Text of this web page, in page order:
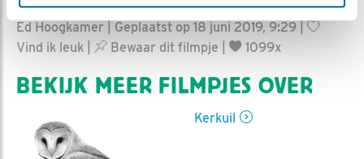
Ed Hoogkamer | Geplaatst op 18 juni 2019, 9:29 |
Vind ik leuk
Bewaar dit filmpje 1099x
BEKIJK MEER FILMPJES OVER
Kerkuil